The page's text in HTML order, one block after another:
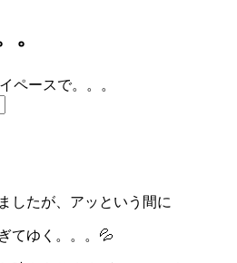
。
ペースで。。。
したが、アッという間に
てゆく。。。💦